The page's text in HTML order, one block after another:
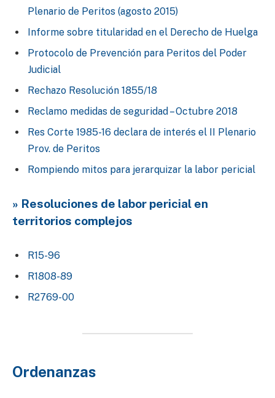
Plenario de Peritos (agosto 2015)
Informe sobre titularidad en el Derecho de Huelga
Protocolo de Prevención para Peritos del Poder
Judicial
Rechazo Resolución 1855/18
Reclamo medidas de seguridad – Octubre 2018
Res Corte 1985-16 declara de interés el II Plenario
Prov. de Peritos
Rompiendo mitos para jerarquizar la labor pericial
» Resoluciones de labor pericial en
territorios complejos
R15-96
R1808-89
R2769-00
Ordenanzas